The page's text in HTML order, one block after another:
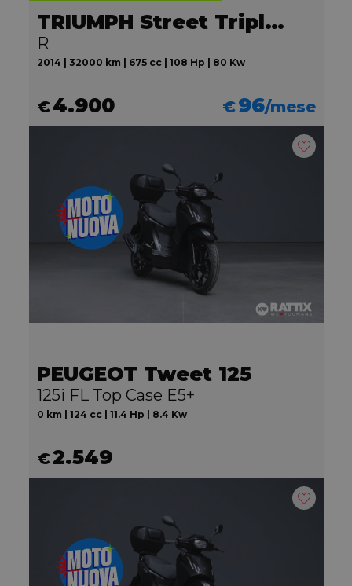
TRIUMPH Street Triple 675
R
2014 | 32000 km | 675 cc | 108 Hp | 80 Kw
€4.900 €96/mese
PEUGEOT Tweet 125
125i FL Top Case E5+
0 km | 124 cc | 11.4 Hp | 8.4 Kw
€2.549